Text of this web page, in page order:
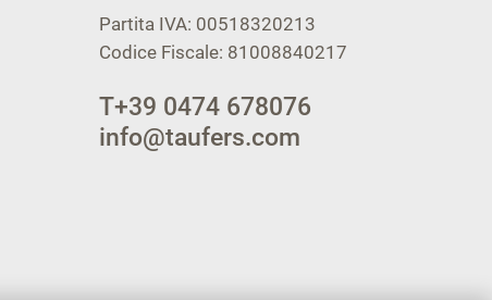
Partita IVA: 00518320213
Codice Fiscale: 81008840217
T+39 0474 678076
info@taufers.com